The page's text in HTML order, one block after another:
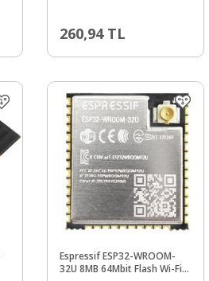
260,94TL
Espressif ESP32-WROOM-
32U 8MB 64Mbit Flash Wi-Fi